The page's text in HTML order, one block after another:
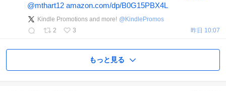
@mthart12 amazon.com/dp/B0G15PBX4L
Kindle Promotions and more! @ KindlePromos
2
3 昨日 10:07
もっと見る